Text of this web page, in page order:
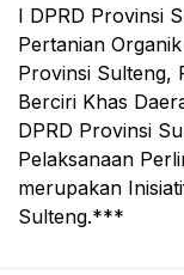
I DPRD Provinsi
Pertanian
Provinsi Sulteng,
Berciri Khas
DPRD Provinsi
Pelaksanaan
merupakan
Sulteng.***